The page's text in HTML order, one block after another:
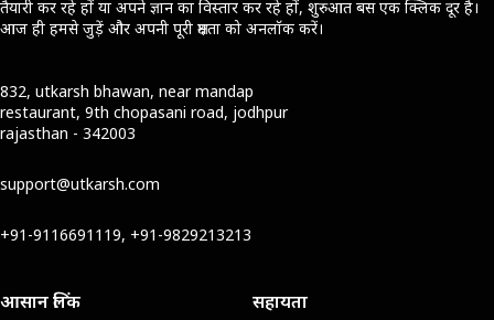
तैयारी कर रहे हों या अपने ज्ञान का विस्तार कर रहे हों, शुरुआत बस एक क्लिक दूर है।
आज ही हमसे जुड़ें और अपनी पूरी क्षमता को अनलॉक करें।
832, utkarsh bhawan, near mandap
restaurant, 9th chopasani road, jodhpur
rajasthan - 342003
support@utkarsh.com
+91-9116691119, +91-9829213213
आसान लिंक सहायता